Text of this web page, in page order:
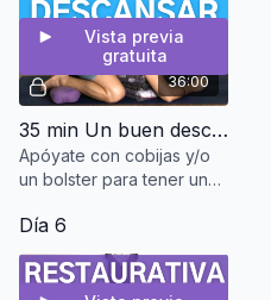
36:00
Vista previa
gratuita
35 min Un buen descanso por las noches 🌜 | Clase Restaurativa para todo el cuerpo
Apóyate con cobijas y/o
un bolster para tener una
y muy regeneradora.
Día 6